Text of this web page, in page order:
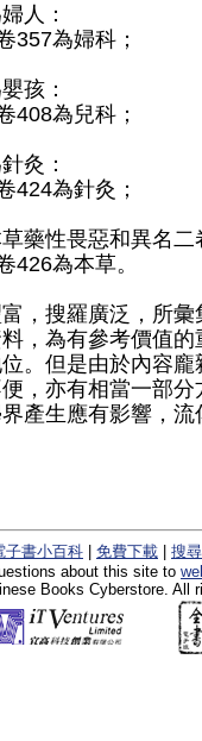
人：
357為婦科；
孩：
408為兒科；
灸：
424為針灸；
藥性畏惡和異名二
為本草。
，搜羅廣泛，所
，為有參考價值
。但是由於內容
，亦有相當一部
產生應有影響，
子書小百科 免費下載
搜
about this site to
Books Cyberstore. All